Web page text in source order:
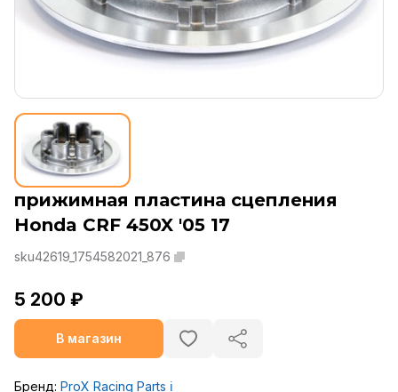
прижимная пластина сцепления
Honda CRF 450X '05 17
sku42619_1754582021_876
5 200 ₽
В магазин
Бренд: ProX Racing Parts ℹ️